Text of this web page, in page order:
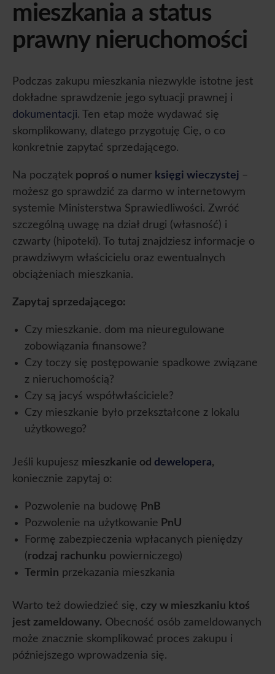
mieszkania a status
prawny nieruchomości
Podczas zakupu mieszkania niezwykle istotne jest
dokładne sprawdzenie jego sytuacji prawnej i
dokumentacji. Ten etap może wydawać się
skomplikowany, dlatego przygotuję Cię, o co
konkretnie zapytać sprzedającego.
Na początek poproś o numer księgi wieczystej –
możesz go sprawdzić za darmo w internetowym
systemie Ministerstwa Sprawiedliwości. Zwróć
szczególną uwagę na dział drugi (własność) i
czwarty (hipoteki). To tutaj znajdziesz informacje o
prawdziwym właścicielu oraz ewentualnych
obciążeniach mieszkania.
Zapytaj sprzedającego:
Czy mieszkanie. dom ma nieuregulowane
zobowiązania finansowe?
Czy toczy się postępowanie spadkowe związane
z nieruchomością?
Czy są jacyś współwłaściciele?
Czy mieszkanie było przekształcone z lokalu
użytkowego?
Jeśli kupujesz mieszkanie od dewelopera,
koniecznie zapytaj o:
Pozwolenie na budowę PnB
Pozwolenie na użytkowanie PnU
Formę zabezpieczenia wpłacanych pieniędzy
(rodzaj rachunku powierniczego)
Termin przekazania mieszkania
Warto też dowiedzieć się, czy w mieszkaniu ktoś
jest zameldowany. Obecność osób zameldowanych
może znacznie skomplikować proces zakupu i
późniejszego wprowadzenia się.